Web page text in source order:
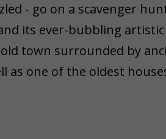
- go on a scavenger
its ever-bubbling
town surrounded by
as one of the oldest
“Rainis.” Also on your